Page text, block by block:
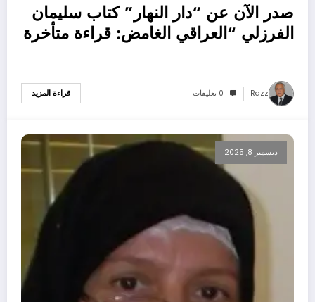
صدر الآن عن “دار النهار” كتاب سليمان
الفرزلي “العراقي الغامض: قراءة متأخرة
Razz 0 تعليقات قراءة المزيد
ديسمبر 8, 2025